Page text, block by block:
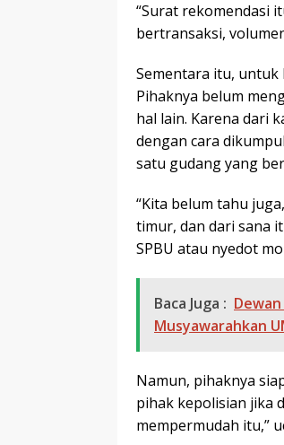
“Surat rekomendasi
bertransaksi,
Sementara itu, untuk
Pihaknya belum
hal lain. Karena dari
dengan cara
satu gudang yang
“Kita belum tahu
timur, dan dari sana
SPBU atau nyedot
Baca Juga :
Musyawarahkan
Namun, pihaknya
pihak kepolisian jika
mempermudah itu,”